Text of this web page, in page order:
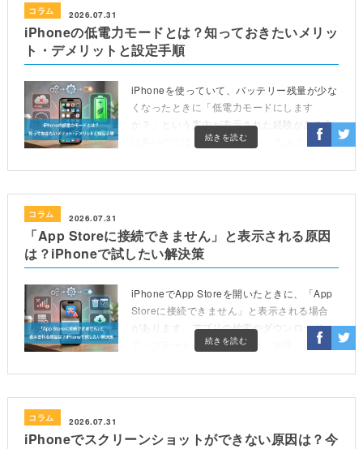
iPhoneの低電力モードとは？知っておきたいメリッ
ト・デメリットと設定手順
コラム 2026.07.31
続きを読む
iPhoneを使っていて、バッテリー残量が少な
くなったときに「低電力モードにします
か？」という案内が表示された経験がある方
は多いのではないでしょうか。 なんとなくオ
なのか、詳しく理 […]
「App Storeに接続できません」と表示される原因
は？iPhoneで試したい解決策
コラム 2026.07.31
続きを読む
iPhoneでApp Storeを開いたときに、「App
Storeに接続できません」と表示される場合
があります。アプリの検索やダウンロード、
アップデートができなくなり、故障したので
[…]
iPhoneでスクリーンショットができない原因は？今
コラム 2026.07.31